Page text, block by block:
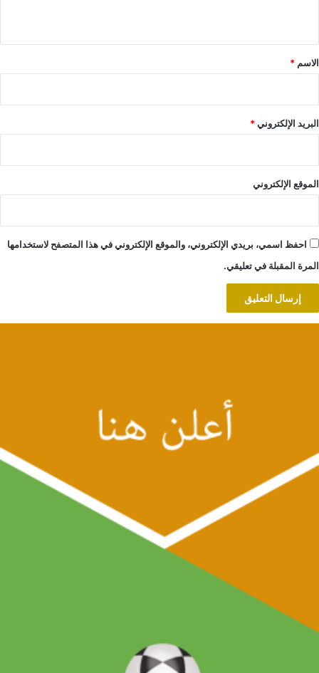
*
الاسم *
البريد الإلكتروني*
الموقع الإلكتروني
احفظ اسمي، بريدي الإلكتروني، والموقع الإلكتروني في هذا المتصفح لاستخدامها
المرة المقبلة في تعليقي.